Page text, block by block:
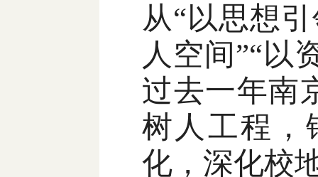
从“以思想
人空间”“以
过去一年南
树人工程，
化，深化校